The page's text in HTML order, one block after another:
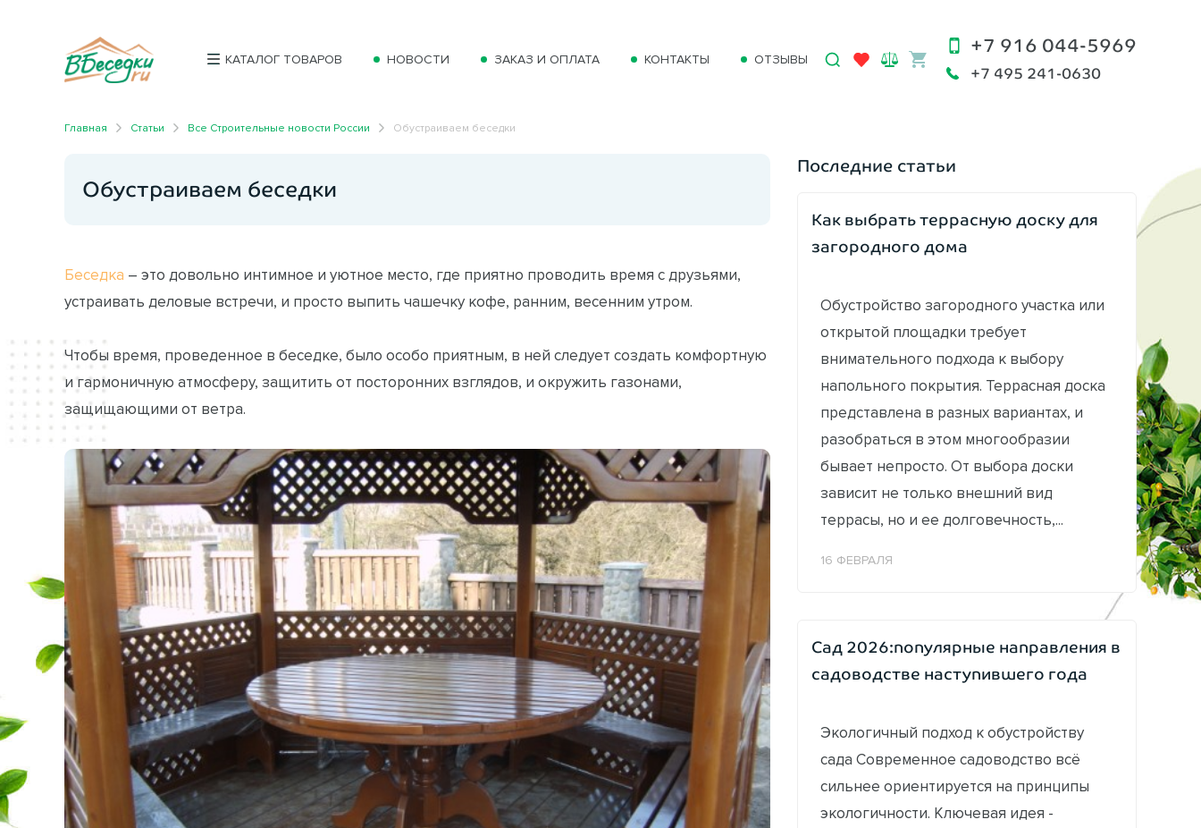
КАТАЛОГ ТОВАРОВ НОВОСТИ ЗАКАЗ И ОПЛАТА КОНТАКТЫ ОТЗЫВЫ
+7 916 044-5969
+7 495 241-0630
Главная Статьи Все Строительные новости России Обустраиваем беседки
Обустраиваем беседки
Беседка – это довольно интимное и уютное место, где приятно проводить время с друзьями,
устраивать деловые встречи, и просто выпить чашечку кофе, ранним, весенним утром.
Чтобы время, проведенное в беседке, было особо приятным, в ней следует создать комфортную
и гармоничную атмосферу, защитить от посторонних взглядов, и окружить газонами,
защищающими от ветра.
Последние статьи
Как выбрать террасную доску для
загородного дома
Обустройство загородного участка или
открытой площадки требует
внимательного подхода к выбору
напольного покрытия. Террасная доска
представлена в разных вариантах, и
разобраться в этом многообразии
бывает непросто. От выбора доски
зависит не только внешний вид
террасы, но и ее долговечность,...
16 ФЕВРАЛЯ
Сад 2026:популярные направления в
садоводстве наступившего года
Экологичный подход к обустройству
сада Современное садоводство всё
сильнее ориентируется на принципы
экологичности. Ключевая идея -